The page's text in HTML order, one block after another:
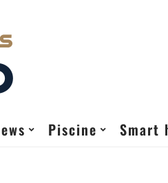
Piscine Smart